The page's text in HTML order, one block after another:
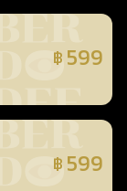
฿ 599
฿ 599